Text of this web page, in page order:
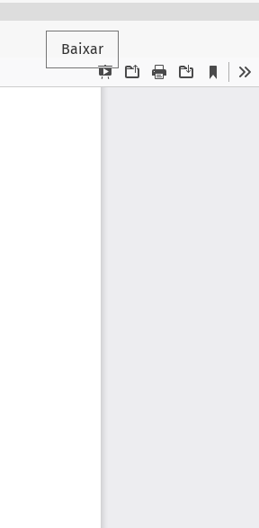
Baixar